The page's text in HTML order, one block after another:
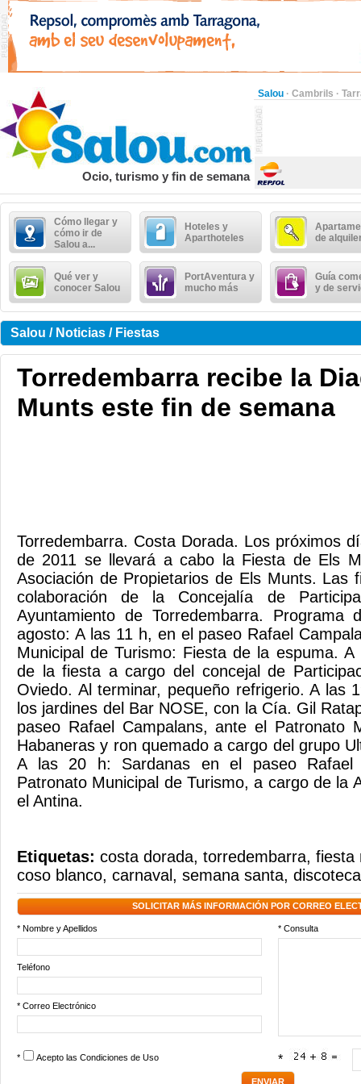
Salou · Cambrils ·
Ocio, turismo y fin de semana
Cómo llegar y
cómo ir de
Salou a...
Hoteles y
Aparthoteles
de
Qué ver y
conocer Salou
PortAventura y
mucho más
Guía
y de
Salou / Noticias / Fiestas
Torredembarra recibe la
Munts este fin de semana
Torredembarra. Costa Dorada. Los próximos
de 2011 se llevará a cabo la Fiesta de Els
Asociación de Propietarios de Els Munts. Las
colaboración de la Concejalía de
Ayuntamiento de Torredembarra. Programa
agosto: A las 11 h, en el paseo Rafael
Municipal de Turismo: Fiesta de la espuma.
de la fiesta a cargo del concejal de
Oviedo. Al terminar, pequeño refrigerio. A las
los jardines del Bar NOSE, con la Cía. Gil
paseo Rafael Campalans, ante el Patronato
Habaneras y ron quemado a cargo del grupo
A las 20 h: Sardanas en el paseo Rafael
Patronato Municipal de Turismo, a cargo de la
el Antina.
Etiquetas: costa dorada, torredembarra, fiesta
coso blanco, carnaval , semana santa,
SOLICITAR MÁS INFORMACIÓN POR CORREO
* Nombre y Apellidos * Consulta
Teléfono
* Correo Electrónico
* Acepto las Condiciones de Uso *